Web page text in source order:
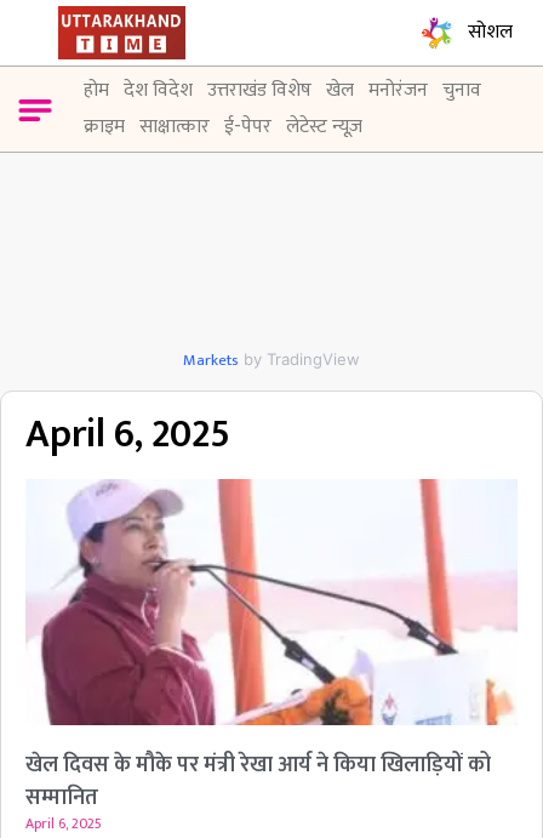
सोशल
होम देश विदेश उत्तराखंड विशेष खेल मनोरंजन चुनाव
क्राइम साक्षात्कार ई-पेपर लेटेस्ट न्यूज़
Markets by TradingView
April 6, 2025
खेल दिवस के मौके पर मंत्री रेखा आर्य ने किया खिलाड़ियों को
सम्मानित
April 6, 2025